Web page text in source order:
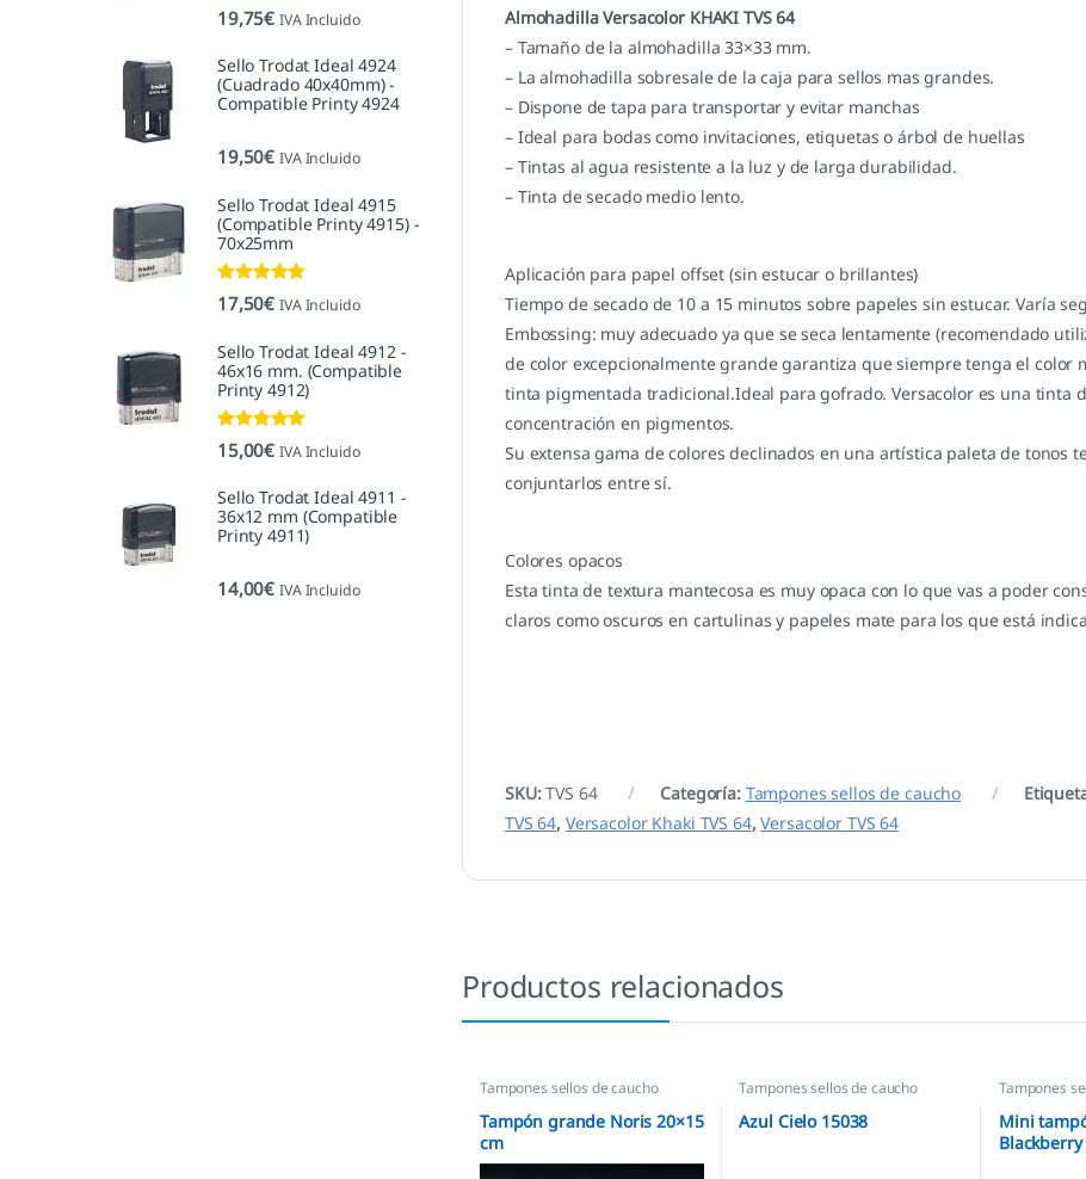
Almohadilla Versacolor KHAKI TVS 64
– Tamaño de la almohadilla 33×33 mm.
– La almohadilla sobresale de la caja para sellos mas grandes.
– Dispone de tapa para transportar y evitar manchas
– Ideal para bodas como invitaciones, etiquetas o árbol de huellas
– Tintas al agua resistente a la luz y de larga durabilidad.
– Tinta de secado medio lento.
Aplicación para papel offset (sin estucar o brillantes)
Tiempo de secado de 10 a 15 minutos sobre papeles sin estucar. Varía
Embossing: muy adecuado ya que se seca lentamente (recomendado
de color excepcionalmente grande garantiza que siempre tenga el color
tinta pigmentada tradicional.Ideal para gofrado. Versacolor es una tinta
concentración en pigmentos.
Su extensa gama de colores declinados en una artística paleta de tonos
conjuntarlos entre sí.
Colores opacos
Esta tinta de textura mantecosa es muy opaca con lo que vas a poder
claros como oscuros en cartulinas y papeles mate para los que está
SKU:TVS 64 Categoría: Tampones sellos de caucho
TVS 64, Versacolor Khaki TVS 64,Versacolor TVS 64
Productos relacionados
Tampones sellos de caucho
Tampón grande Noris 20×15
cm
Tampones sellos de caucho
Azul Cielo 15038
Tampones
Mini
Blackberry
Valorado con
5.00de 5
19,75€ IVA Incluido
Sello Trodat Ideal 4924
(Cuadrado 40x40mm) -
Compatible Printy 4924
19,50€ IVA Incluido
Sello Trodat Ideal 4915
(Compatible Printy 4915) -
70x25mm
Valorado con
5.00de 5
17,50€ IVA Incluido
Sello Trodat Ideal 4912 -
46x16 mm. (Compatible
Printy 4912)
Valorado con
5.00de 5
15,00€ IVA Incluido
Sello Trodat Ideal 4911 -
36x12 mm (Compatible
Printy 4911)
14,00€ IVA Incluido